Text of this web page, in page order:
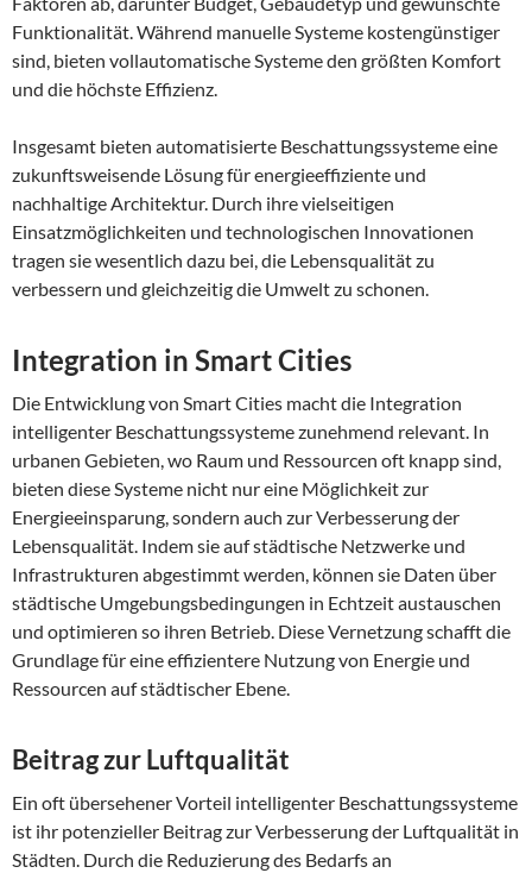
Funktionalität. Während manuelle Systeme kostengünstiger
sind, bieten vollautomatische Systeme den größten Komfort
und die höchste Effizienz.
Insgesamt bieten automatisierte Beschattungssysteme eine
zukunftsweisende Lösung für energieeffiziente und
nachhaltige Architektur. Durch ihre vielseitigen
Einsatzmöglichkeiten und technologischen Innovationen
tragen sie wesentlich dazu bei, die Lebensqualität zu
verbessern und gleichzeitig die Umwelt zu schonen.
Integration in Smart Cities
Die Entwicklung von Smart Cities macht die Integration
intelligenter Beschattungssysteme zunehmend relevant. In
urbanen Gebieten, wo Raum und Ressourcen oft knapp sind,
bieten diese Systeme nicht nur eine Möglichkeit zur
Energieeinsparung, sondern auch zur Verbesserung der
Lebensqualität. Indem sie auf städtische Netzwerke und
Infrastrukturen abgestimmt werden, können sie Daten über
städtische Umgebungsbedingungen in Echtzeit austauschen
und optimieren so ihren Betrieb. Diese Vernetzung schafft die
Grundlage für eine effizientere Nutzung von Energie und
Ressourcen auf städtischer Ebene.
Beitrag zur Luftqualität
Ein oft übersehener Vorteil intelligenter Beschattungssysteme
ist ihr potenzieller Beitrag zur Verbesserung der Luftqualität in
Städten. Durch die Reduzierung des Bedarfs an